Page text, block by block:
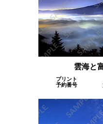
雲海と
プリント
予約番号